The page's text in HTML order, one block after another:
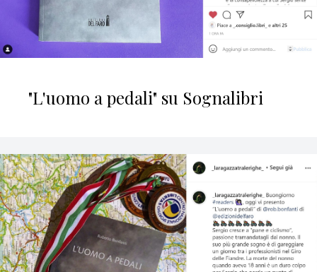
"L'uomo a pedali" su Sognalibri